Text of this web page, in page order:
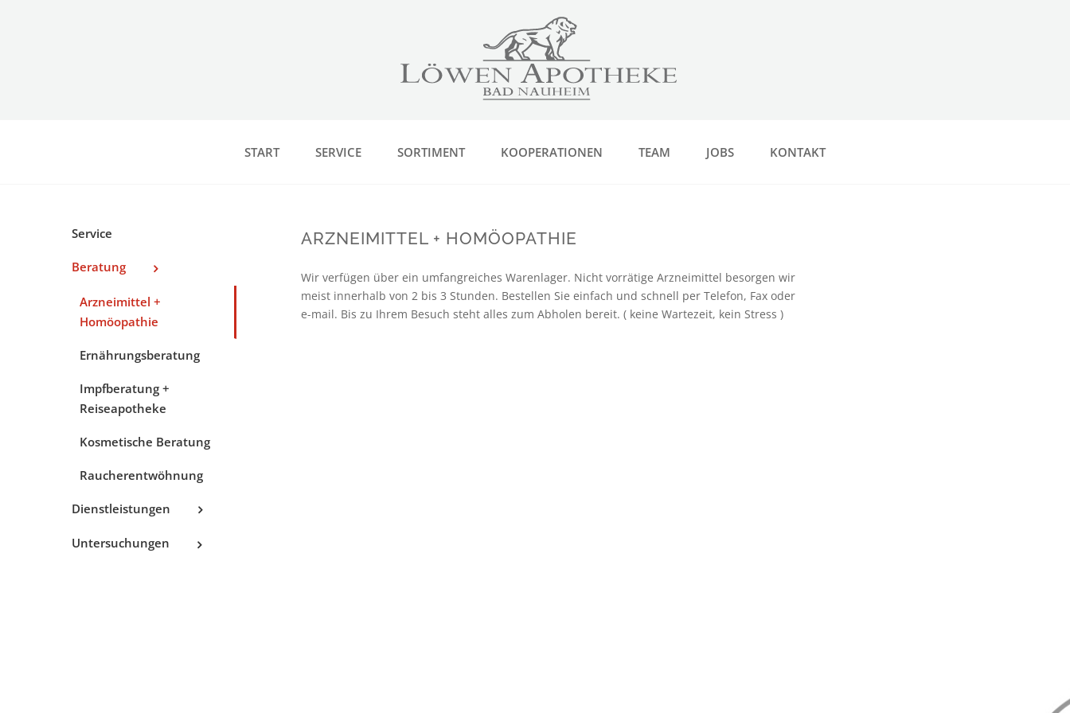
START SERVICE SORTIMENT KOOPERATIONEN TEAM JOBS KONTAKT
ARZNEIMITTEL + HOMÖOPATHIE
Wir verfügen über ein umfangreiches Warenlager. Nicht vorrätige Arzneimittel besorgen wir
meist innerhalb von 2 bis 3 Stunden. Bestellen Sie einfach und schnell per Telefon, Fax oder
e-mail. Bis zu Ihrem Besuch steht alles zum Abholen bereit. ( keine Wartezeit, kein Stress )
Service
Beratung
Arzneimittel +
Homöopathie
Ernährungsberatung
Impfberatung +
Reiseapotheke
Kosmetische Beratung
Raucherentwöhnung
Dienstleistungen
Untersuchungen